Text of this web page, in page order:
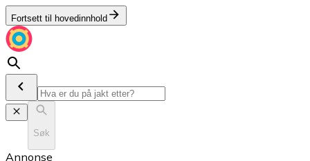
Fortsett til hovedinnhold
Søk
Annonse